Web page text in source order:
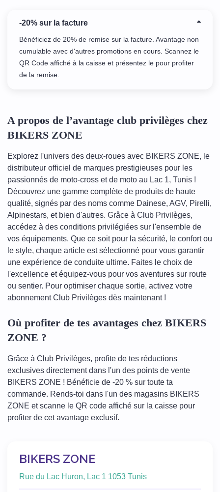
-20% sur la facture
Bénéficiez de 20% de remise sur la facture. Avantage non
cumulable avec d'autres promotions en cours. Scannez le
QR Code affiché à la caisse et présentez le pour profiter
de la remise.
A propos de l’avantage club privilèges chez
BIKERS ZONE
Explorez l'univers des deux-roues avec BIKERS ZONE, le
distributeur officiel de marques prestigieuses pour les
passionnés de moto-cross et de moto au Lac 1, Tunis !
Découvrez une gamme complète de produits de haute
qualité, signés par des noms comme Dainese, AGV, Pirelli,
Alpinestars, et bien d'autres. Grâce à Club Privilèges,
accédez à des conditions privilégiées sur l'ensemble de
vos équipements. Que ce soit pour la sécurité, le confort ou
le style, chaque article est sélectionné pour vous garantir
une expérience de conduite ultime. Faites le choix de
l'excellence et équipez-vous pour vos aventures sur route
ou sentier. Pour optimiser chaque sortie, activez votre
abonnement Club Privilèges dès maintenant !
Où profiter de tes avantages chez BIKERS
ZONE ?
Grâce à Club Privilèges, profite de tes réductions
exclusives directement dans l'un des points de vente
BIKERS ZONE ! Bénéficie de -20 % sur toute ta
commande. Rends-toi dans l'un des magasins BIKERS
ZONE et scanne le QR code affiché sur la caisse pour
profiter de cet avantage exclusif.
BIKERS ZONE
Rue du Lac Huron, Lac 1 1053 Tunis